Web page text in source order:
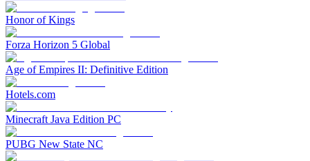
Honor of Kings
Forza Horizon 5 Global
Age of Empires II: Definitive Edition
Hotels.com
Minecraft Java Edition PC
PUBG New State NC